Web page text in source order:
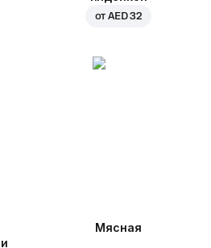
отAED 32
Мясная